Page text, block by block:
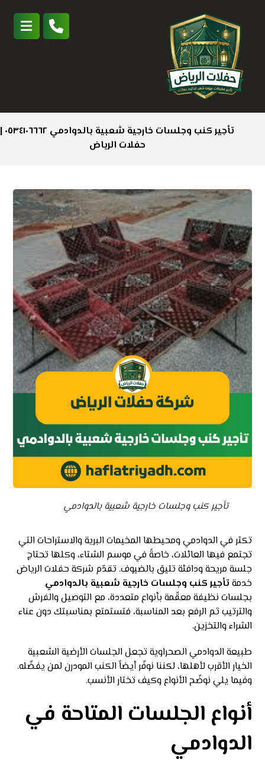
تأجير كنب وجلسات خارجية شعبية بالدوادمي ٠٥٣٤١٠٦٦٦٢ |
حفلات الرياض
تأجير كنب وجلسات خارجية شعبية بالدوادمي
تكثر في الدوادمي ومحيطها المخيمات البرية والاستراحات التي
تجتمع فيها العائلات، خاصةً في موسم الشتاء، وكلها تحتاج
جلسة مريحة ودافئة تليق بالضيوف. تقدّم شركة حفلات الرياض
خدمة تأجير كنب وجلسات خارجية شعبية بالدوادمي
بجلسات نظيفة معقّمة بأنواع متعددة، مع التوصيل والفرش
والترتيب ثم الرفع بعد المناسبة، فتستمتع بمناسبتك دون عناء
الشراء والتخزين.
طبيعة الدوادمي الصحراوية تجعل الجلسات الأرضية الشعبية
الخيار الأقرب لأهلها، لكننا نوفّر أيضاً الكنب المودرن لمن يفضّله.
وفيما يلي نوضّح الأنواع وكيف تختار الأنسب.
أنواع الجلسات المتاحة في
الدوادمي